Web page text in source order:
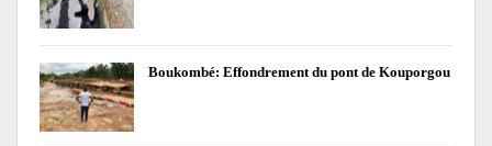
Boukombé: Effondrement du pont de Kouporgou